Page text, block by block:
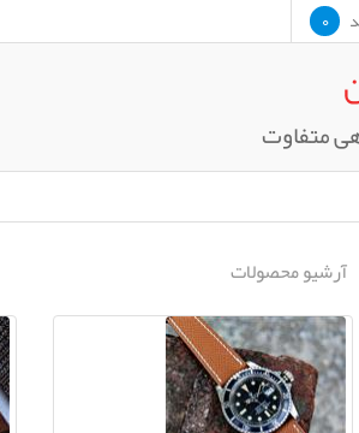
0
متفاوت
آرشیو محصولات